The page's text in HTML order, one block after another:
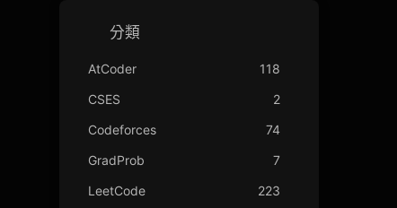
分類
AtCoder
118
CSES
2
Codeforces
74
GradProb
7
LeetCode
223